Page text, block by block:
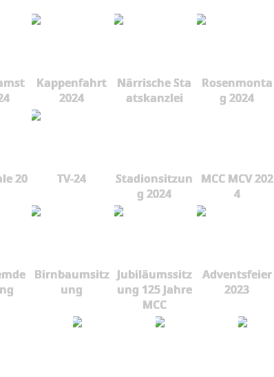
Kappenfahrt
2024
Närrische Sta
atskanzlei
Rosenmonta
g 2024
20
TV-24
Stadionsitzun
g 2024
MCC MCV 202
4
Birnbaumsitz
ung
Jubiläumssitz
ung 125 Jahre
MCC
Adventsfeier
2023